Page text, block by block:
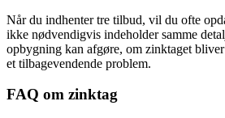
Når du indhenter tre tilbud, vil du ofte
ikke nødvendigvis indeholder samme
opbygning kan afgøre, om zinktaget
et tilbagevendende problem.
FAQ om zinktag